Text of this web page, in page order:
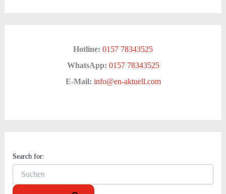
Hotline: 0157 78343525
WhatsApp: 0157 78343525
E-Mail: info@en-aktuell.com
Search for: